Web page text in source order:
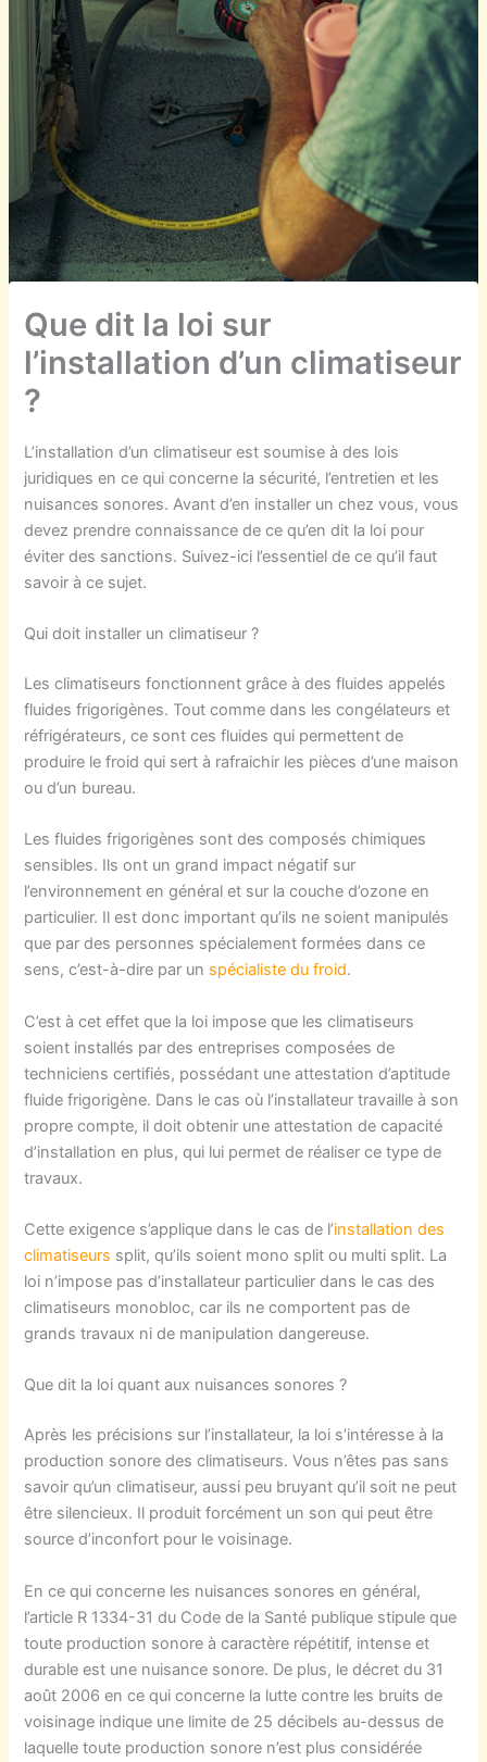
Que dit la loi sur
l’installation d’un climatiseur
?
L’installation d’un climatiseur est soumise à des lois
juridiques en ce qui concerne la sécurité, l’entretien et les
nuisances sonores. Avant d’en installer un chez vous, vous
devez prendre connaissance de ce qu’en dit la loi pour
éviter des sanctions. Suivez-ici l’essentiel de ce qu’il faut
savoir à ce sujet.
Qui doit installer un climatiseur ?
Les climatiseurs fonctionnent grâce à des fluides appelés
fluides frigorigènes. Tout comme dans les congélateurs et
réfrigérateurs, ce sont ces fluides qui permettent de
produire le froid qui sert à rafraichir les pièces d’une maison
ou d’un bureau.
Les fluides frigorigènes sont des composés chimiques
sensibles. Ils ont un grand impact négatif sur
l’environnement en général et sur la couche d’ozone en
particulier. Il est donc important qu’ils ne soient manipulés
que par des personnes spécialement formées dans ce
sens, c’est-à-dire par un spécialiste du froid.
C’est à cet effet que la loi impose que les climatiseurs
soient installés par des entreprises composées de
techniciens certifiés, possédant une attestation d’aptitude
fluide frigorigène. Dans le cas où l’installateur travaille à son
propre compte, il doit obtenir une attestation de capacité
d’installation en plus, qui lui permet de réaliser ce type de
travaux.
Cette exigence s’applique dans le cas de l’installation des
climatiseurs split, qu’ils soient mono split ou multi split. La
loi n’impose pas d’installateur particulier dans le cas des
climatiseurs monobloc, car ils ne comportent pas de
grands travaux ni de manipulation dangereuse.
Que dit la loi quant aux nuisances sonores ?
Après les précisions sur l’installateur, la loi s’intéresse à la
production sonore des climatiseurs. Vous n’êtes pas sans
savoir qu’un climatiseur, aussi peu bruyant qu’il soit ne peut
être silencieux. Il produit forcément un son qui peut être
source d’inconfort pour le voisinage.
En ce qui concerne les nuisances sonores en général,
l’article R 1334-31 du Code de la Santé publique stipule que
toute production sonore à caractère répétitif, intense et
durable est une nuisance sonore. De plus, le décret du 31
août 2006 en ce qui concerne la lutte contre les bruits de
voisinage indique une limite de 25 décibels au-dessus de
laquelle toute production sonore n’est plus considérée